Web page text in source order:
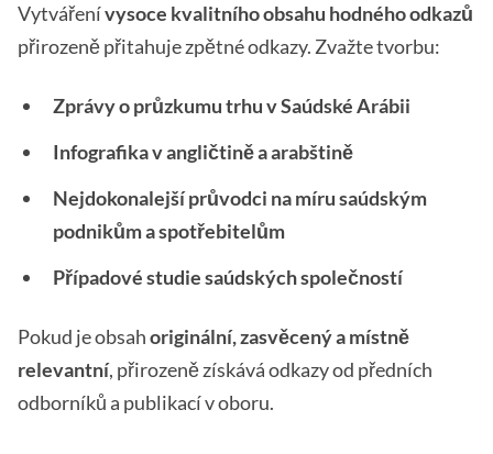
Vytvářenívysoce kvalitního obsahu hodného odkazů
přirozeně přitahuje zpětné odkazy. Zvažte tvorbu:
Zprávy o průzkumu trhu v Saúdské Arábii
Infografika v angličtině a arabštině
Nejdokonalejší průvodci na míru saúdským
podnikům a spotřebitelům
Případové studie saúdských společností
Pokud je obsahoriginální, zasvěcený a místně
relevantní, přirozeně získává odkazy od předních
odborníků a publikací v oboru.